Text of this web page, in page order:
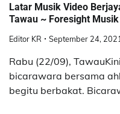
Latar Musik Video
Tawau ~ Foresight
Editor KR September 24,
Rabu (22/09),
bicarawara bersama
begitu berbakat.